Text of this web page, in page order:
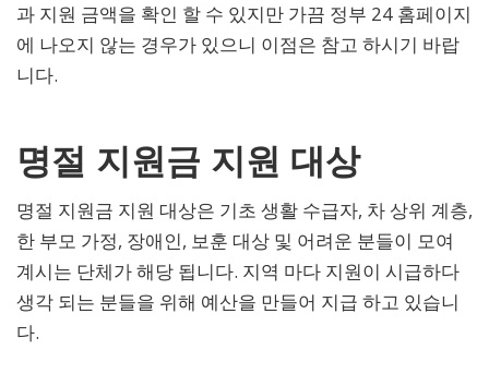
과 지원 금액을 확인 할 수 있지만 가끔 정부 24 홈페이지
에 나오지 않는 경우가 있으니 이점은 참고 하시기 바랍
니다.
명절 지원금 지원 대상
명절 지원금 지원 대상은 기초 생활 수급자, 차 상위 계층,
한 부모 가정, 장애인, 보훈 대상 및 어려운 분들이 모여
계시는 단체가 해당 됩니다. 지역 마다 지원이 시급하다
생각 되는 분들을 위해 예산을 만들어 지급 하고 있습니
다.